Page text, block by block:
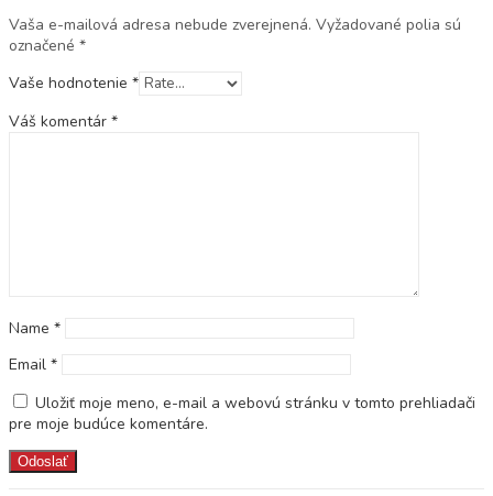
Vaša e-mailová adresa nebude zverejnená. Vyžadované polia sú
označené *
Vaše hodnotenie *
Váš komentár *
Name *
Email *
Uložiť moje meno, e-mail a webovú stránku v tomto prehliadači
pre moje budúce komentáre.